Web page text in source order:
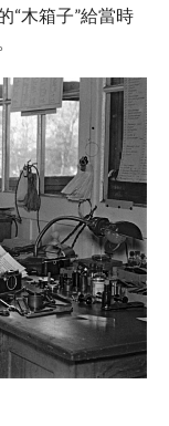
“木箱子”給當時